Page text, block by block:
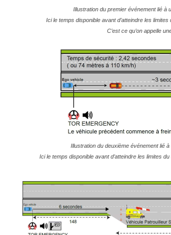
Illustration du premier événement lié à
Ici le temps disponible avant d’atteindre les
C’est ce qu’on appelle
Illustration du deuxième événement lié
Ici le temps disponible avant d’atteindre les limites